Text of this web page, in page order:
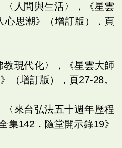
人間與生活〉，《星雲
心思潮》（增訂版），頁
現代化〉，《星雲大師
（增訂版），頁27-28。
來台弘法五十週年歷程
集142．隨堂開示錄19》